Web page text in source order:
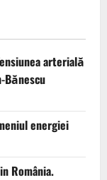
arterială
Bănescu
energiei
România.